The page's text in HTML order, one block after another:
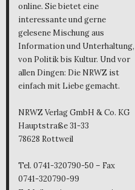
online. Sie bietet eine
interessante und gerne
gelesene Mischung aus
Information und Unterhaltung,
von Politik bis Kultur. Und vor
allen Dingen: Die NRWZ ist
einfach mit Liebe gemacht.
NRWZ Verlag GmbH & Co. KG
Hauptstraße 31-33
78628 Rottweil
Tel. 0741-320790-50 – Fax
0741-320790-99